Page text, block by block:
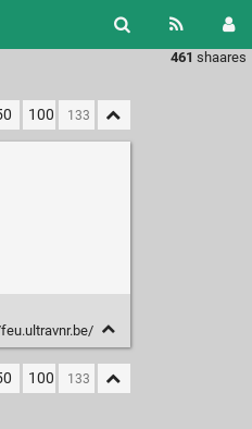
461 shaares
100
100